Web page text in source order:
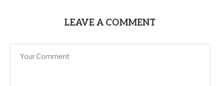
LEAVE A COMMENT